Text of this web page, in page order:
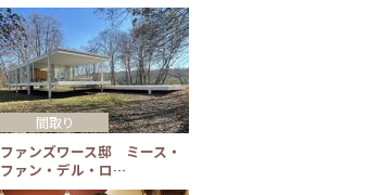
ファンズワース邸 ミース・
ファン・デル・ロ…
間取り